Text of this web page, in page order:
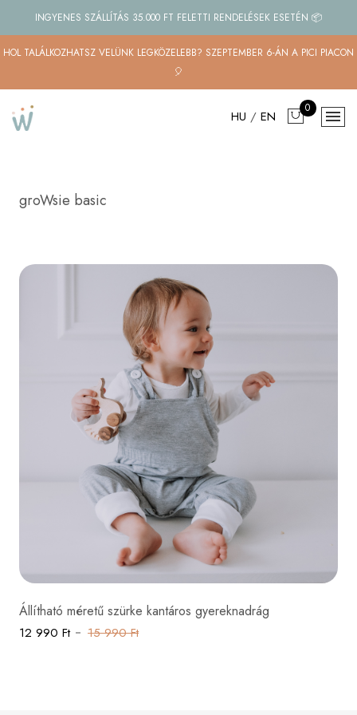
INGYENES SZÁLLÍTÁS 35.000 FT FELETTI RENDELÉSEK ESETÉN 📦
HOL TALÁLKOZHATSZ VELÜNK LEGKÖZELEBB? SZEPTEMBER 6-ÁN A PICI PIACON
🎈
HU / EN 0
groWsie basic
Állítható méretű szürke kantáros gyereknadrág
12 990 Ft 15 990 Ft